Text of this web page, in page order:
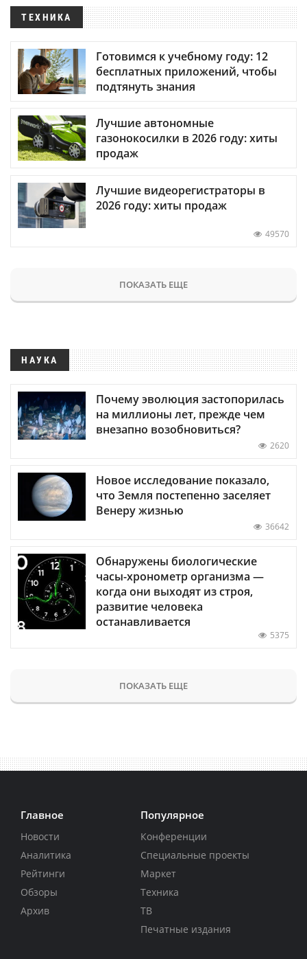
ТЕХНИКА
Готовимся к учебному году: 12
бесплатных приложений, чтобы
подтянуть знания
Лучшие автономные
газонокосилки в 2026 году: хиты
продаж
Лучшие видеорегистраторы в
2026 году: хиты продаж
49570
ПОКАЗАТЬ ЕЩЕ
НАУКА
Почему эволюция застопорилась
на миллионы лет, прежде чем
внезапно возобновиться?
2620
Новое исследование показало,
что Земля постепенно заселяет
Венеру жизнью
36642
Обнаружены биологические
часы-хронометр организма —
когда они выходят из строя,
развитие человека
останавливается
5375
ПОКАЗАТЬ ЕЩЕ
Главное
Новости
Аналитика
Рейтинги
Обзоры
Архив
Популярное
Конференции
Специальные проекты
Маркет
Техника
ТВ
Печатные издания